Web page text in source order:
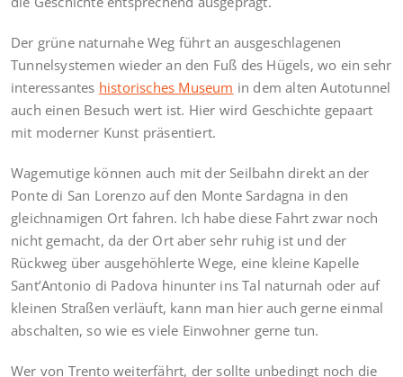
Der grüne naturnahe Weg führt an ausgeschlagenen
Tunnelsystemen wieder an den Fuß des Hügels, wo ein sehr
interessantes historisches Museum in dem alten Autotunnel
auch einen Besuch wert ist. Hier wird Geschichte gepaart
mit moderner Kunst präsentiert.
Wagemutige können auch mit der Seilbahn direkt an der
Ponte di San Lorenzo auf den Monte Sardagna in den
gleichnamigen Ort fahren. Ich habe diese Fahrt zwar noch
nicht gemacht, da der Ort aber sehr ruhig ist und der
Rückweg über ausgehöhlerte Wege, eine kleine Kapelle
Sant’Antonio di Padova hinunter ins Tal naturnah oder auf
kleinen Straßen verläuft, kann man hier auch gerne einmal
abschalten, so wie es viele Einwohner gerne tun.
Wer von Trento weiterfährt, der sollte unbedingt noch die